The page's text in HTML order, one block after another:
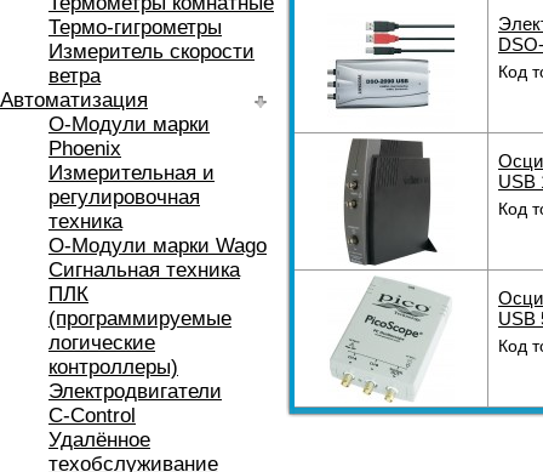
Термо-гигрометры
Измеритель скорости
ветра
Автоматизация
O-Модули марки
Phoenix
Измерительная и
регулировочная
техника
O-Модули марки Wago
Сигнальная техника
ПЛК
(программируемые
логические
контроллеры)
Электродвигатели
C-Control
Удалённое
техобслуживание
Код
USB
Код
USB
Код